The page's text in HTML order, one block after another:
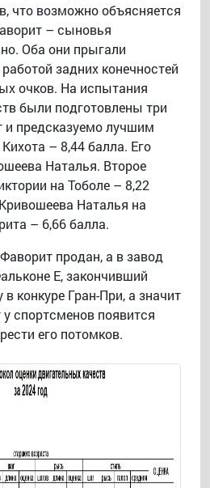
что возможно объясняется
– сыновья
Оба они прыгали
задних конечностей
очков. На испытания
были подготовлены три
и предсказуемо лучшим
– 8,44 балла. Его
Наталья. Второе
на Тоболе – 8,22
Наталья на
– 6,66 балла.
продан, а в завод
Е, закончивший
конкуре Гран-При, а значит
у спортсменов появится
его потомков.